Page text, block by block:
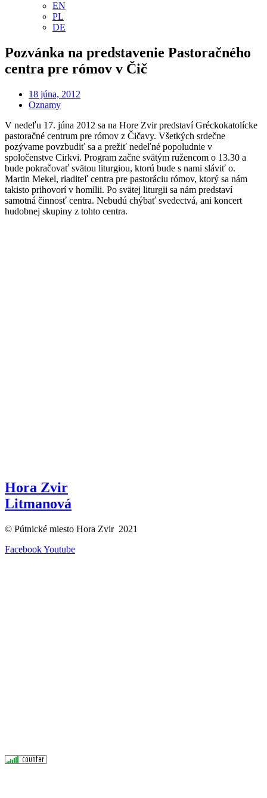
EN
PL
DE
Pozvánka na predstavenie Pastoračného
centra pre rómov v Čič
18 júna, 2012
Oznamy
V nedeľu 17. júna 2012 sa na Hore Zvir predstaví Gréckokatolícke
pastoračné centrum pre rómov z Čičavy. Všetkých srdečne
pozývame povzbudiť sa a prežiť nedeľné popoludnie v
spoločenstve Cirkvi. Program začne svätým ružencom o 13.30 a
bude pokračovať svätou liturgiou, ktorú bude s nami sláviť o.
Martin Mekel, riaditeľ centra pre pastoráciu rómov, ktorý sa nám
takisto prihovorí v homílii. Po svätej liturgii sa nám predstaví
samotná činnosť centra. Nebudú chýbať svedectvá, ani koncert
hudobnej skupiny z tohto centra.
Hora Zvir
Litmanová
© Pútnické miesto Hora Zvir 2021
FacebookYoutube